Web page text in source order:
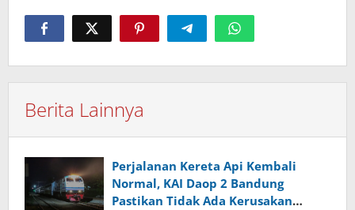
Berita Lainnya
Perjalanan Kereta Api Kembali
Normal, KAI Daop 2 Bandung
Pastikan Tidak Ada Kerusakan